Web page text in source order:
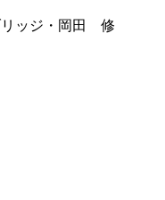
リッジ・岡田 修